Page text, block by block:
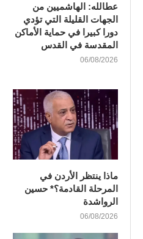
عطالله: الهاشميين من
الجهات القليلة التي تؤدي
دورا كبيرا في حماية الأماكن
المقدسة في القدس
06/08/2026
ماذا ينتظر الأردن في
المرحلة القادمة؟* حسين
الرواشدة
06/08/2026